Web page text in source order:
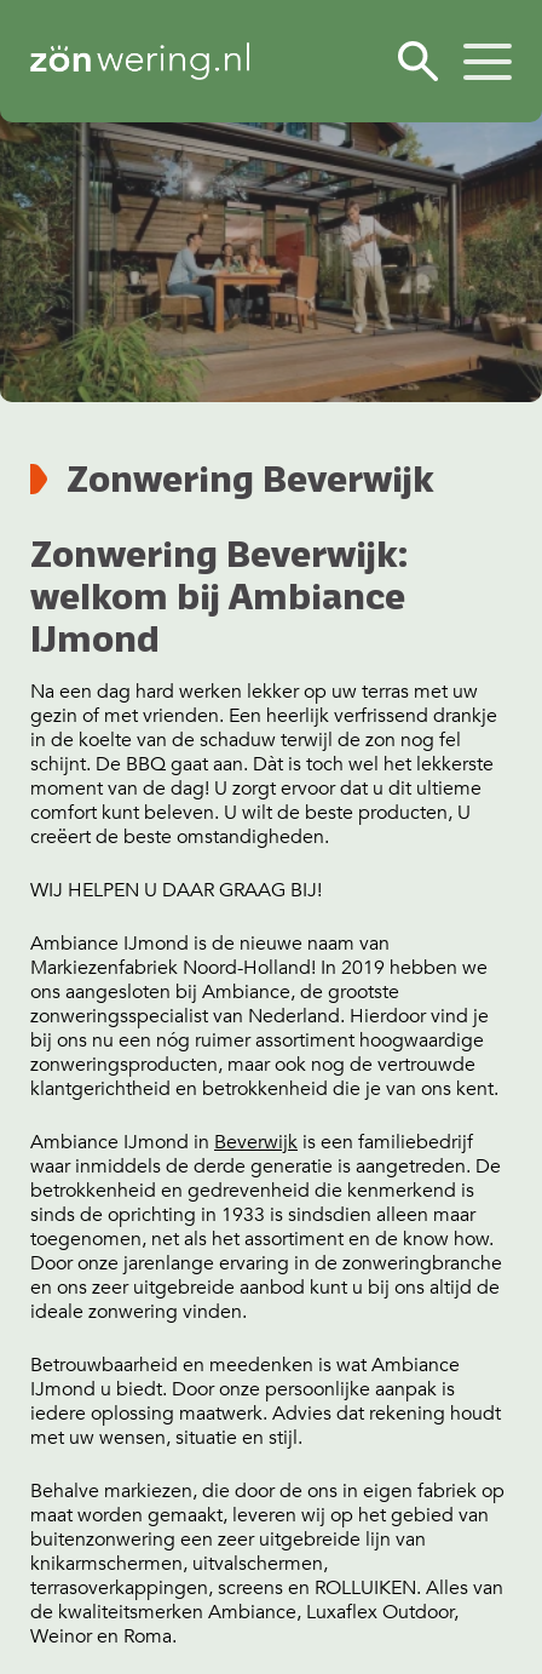
Zonwering Beverwijk
Zonwering Beverwijk:
welkom bij Ambiance
IJmond
Na een dag hard werken lekker op uw terras met uw
gezin of met vrienden. Een heerlijk verfrissend drankje
in de koelte van de schaduw terwijl de zon nog fel
schijnt. De BBQ gaat aan. Dàt is toch wel het lekkerste
moment van de dag! U zorgt ervoor dat u dit ultieme
comfort kunt beleven. U wilt de beste producten, U
creëert de beste omstandigheden.
WIJ HELPEN U DAAR GRAAG BIJ!
Ambiance IJmond is de nieuwe naam van
Markiezenfabriek Noord-Holland! In 2019 hebben we
ons aangesloten bij Ambiance, de grootste
zonweringsspecialist van Nederland. Hierdoor vind je
bij ons nu een nóg ruimer assortiment hoogwaardige
zonweringsproducten, maar ook nog de vertrouwde
klantgerichtheid en betrokkenheid die je van ons kent.
Ambiance IJmond in Beverwijk is een familiebedrijf
waar inmiddels de derde generatie is aangetreden. De
betrokkenheid en gedrevenheid die kenmerkend is
sinds de oprichting in 1933 is sindsdien alleen maar
toegenomen, net als het assortiment en de know how.
Door onze jarenlange ervaring in de zonweringbranche
en ons zeer uitgebreide aanbod kunt u bij ons altijd de
ideale zonwering vinden.
Betrouwbaarheid en meedenken is wat Ambiance
IJmond u biedt. Door onze persoonlijke aanpak is
iedere oplossing maatwerk. Advies dat rekening houdt
met uw wensen, situatie en stijl.
Behalve markiezen, die door de ons in eigen fabriek op
maat worden gemaakt, leveren wij op het gebied van
buitenzonwering een zeer uitgebreide lijn van
knikarmschermen, uitvalschermen,
terrasoverkappingen, screens en ROLLUIKEN. Alles van
de kwaliteitsmerken Ambiance, Luxaflex Outdoor,
Weinor en Roma.